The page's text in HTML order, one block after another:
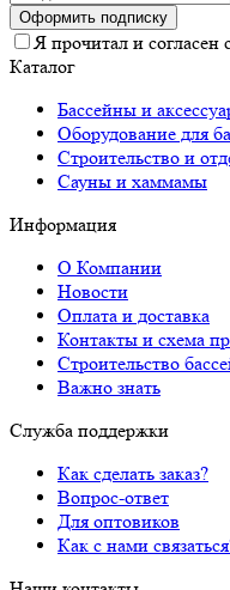
Оформить подписку
Я прочитал и согласен
Каталог
Бассейны и
Оборудование для
Строительство и
Сауны и хаммамы
Информация
О Компании
Новости
Оплата и доставка
Контакты и схема
Строительство
Важно знать
Служба поддержки
Как сделать заказ?
Вопрос-ответ
Для оптовиков
Как с нами